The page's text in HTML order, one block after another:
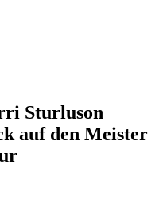
Sturluson
auf den Meister